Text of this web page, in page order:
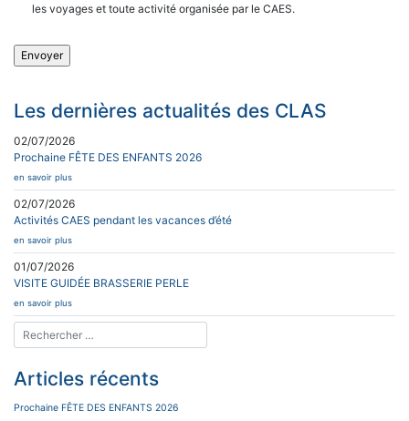
les voyages et toute activité organisée par le CAES.
Les dernières actualités des CLAS
02/07/2026
Prochaine FÊTE DES ENFANTS 2026
en savoir plus
02/07/2026
Activités CAES pendant les vacances d’été
en savoir plus
01/07/2026
VISITE GUIDÉE BRASSERIE PERLE
en savoir plus
Articles récents
Prochaine FÊTE DES ENFANTS 2026